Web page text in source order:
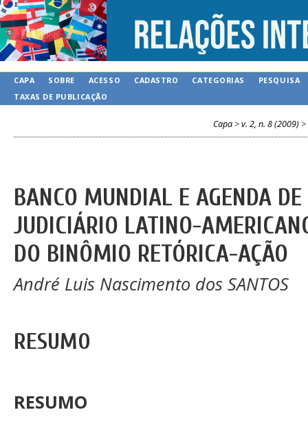
CAPA SOBRE ACESSO CADASTRO CATEGORIAS
PESQUISA
TAXAS DE PUBLICAÇÃO
Capa>v. 2, n. 8 (2009) >
BANCO MUNDIAL E AGENDA
JUDICIÁRIO LATINO-
DO BINÔMIO RETÓRICA-AÇÃO
André Luis Nascimento dos SANTOS
RESUMO
RESUMO